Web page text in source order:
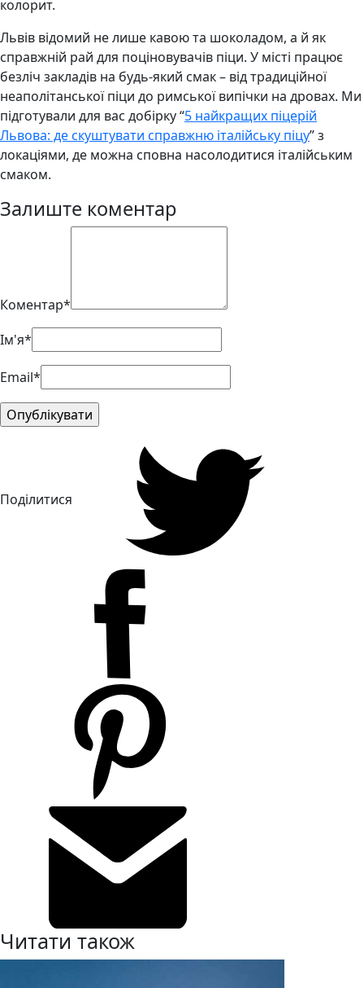
колорит.
Львів відомий не лише кавою та шоколадом, а й як
справжній рай для поціновувачів піци. У місті працює
безліч закладів на будь-який смак – від традиційної
неаполітанської піци до римської випічки на дровах. Ми
підготували для вас добірку “5 найкращих піцерій
Львова: де скуштувати справжню італійську піцу” з
локаціями, де можна сповна насолодитися італійським
смаком.
Залиште коментар
Коментар*
Ім'я*
Email*
Поділитися
Читати також